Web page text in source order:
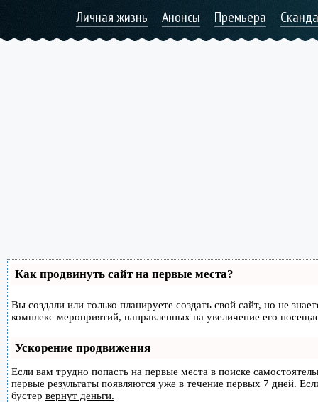
Личная жизнь Анонсы Премьера
Как продвинуть сайт на первые места?
Вы создали или только планируете создать свой сайт, но не
комплекс мероприятий, направленных на увеличение его
Ускорение продвижения
Если вам трудно попасть на первые места в поиске
первые результаты появляются уже в течение первых 7 дней.
бустер вернут деньги.